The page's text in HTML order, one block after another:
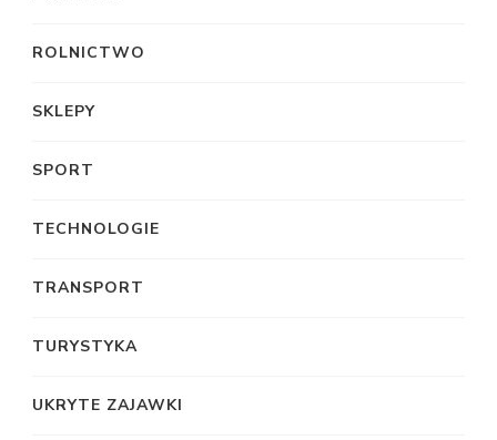
ROLNICTWO
SKLEPY
SPORT
TECHNOLOGIE
TRANSPORT
TURYSTYKA
UKRYTE ZAJAWKI